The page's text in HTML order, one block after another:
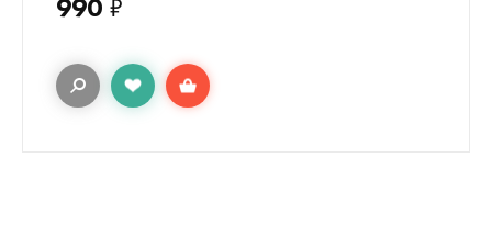
990 ₽